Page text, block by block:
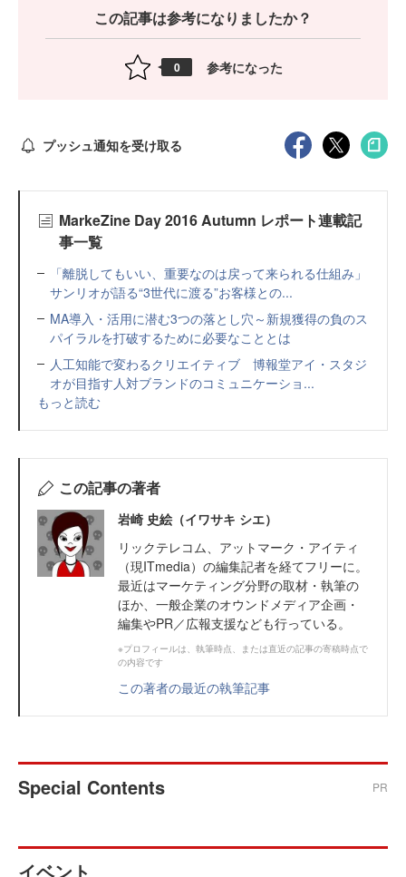
この記事は参考になりましたか？
0 参考になった
プッシュ通知を受け取る
MarkeZine Day 2016 Autumn レポート連載記
事一覧
「離脱してもいい、重要なのは戻って来られる仕組み」
サンリオが語る“3世代に渡る”お客様との...
MA導入・活用に潜む3つの落とし穴～新規獲得の負のス
パイラルを打破するために必要なこととは
人工知能で変わるクリエイティブ 博報堂アイ・スタジ
オが目指す人対ブランドのコミュニケーショ...
もっと読む
この記事の著者
岩崎 史絵（イワサキ シエ）
リックテレコム、アットマーク・アイティ
（現ITmedia）の編集記者を経てフリーに。
最近はマーケティング分野の取材・執筆の
ほか、一般企業のオウンドメディア企画・
編集やPR／広報支援なども行っている。
※プロフィールは、執筆時点、または直近の記事の寄稿時点で
の内容です
この著者の最近の執筆記事
Special Contents PR
イベント